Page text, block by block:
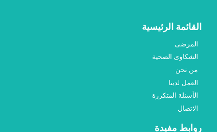
القائمة الرئيسية
المرضى
الشكاوى الصحية
من نحن
العمل لدينا
الأسئلة المتكررة
الاتصال
روابط مفيدة